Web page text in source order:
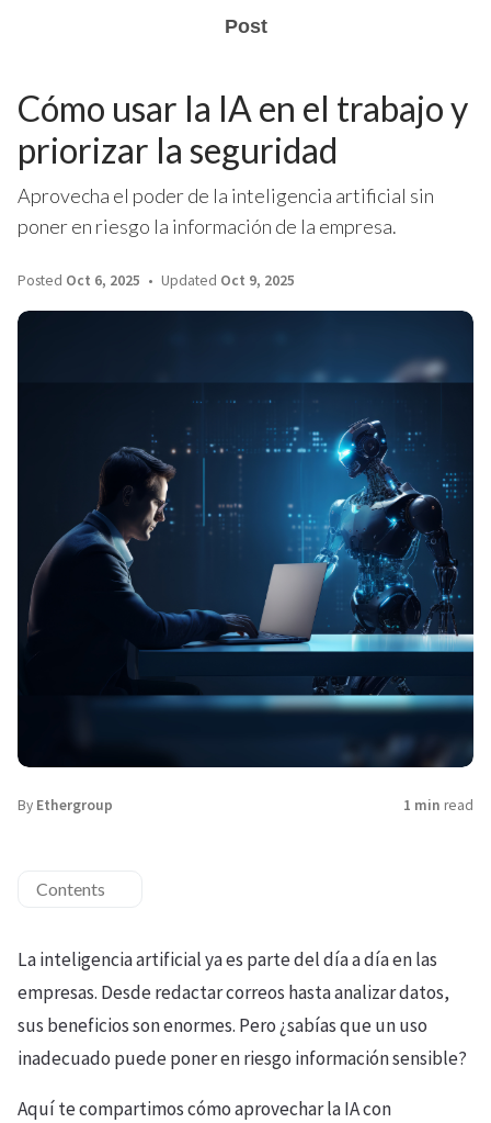
Post
Cómo usar la IA en el trabajo y
priorizar la seguridad
Aprovecha el poder de la inteligencia artificial sin
poner en riesgo la información de la empresa.
Posted Oct 6, 2025 Updated Oct 9, 2025
By Ethergroup 1 min read
Contents
La inteligencia artificial ya es parte del día a día en las
empresas. Desde redactar correos hasta analizar datos,
sus beneficios son enormes. Pero ¿sabías que un uso
inadecuado puede poner en riesgo información sensible?
Aquí te compartimos cómo aprovechar la IA con